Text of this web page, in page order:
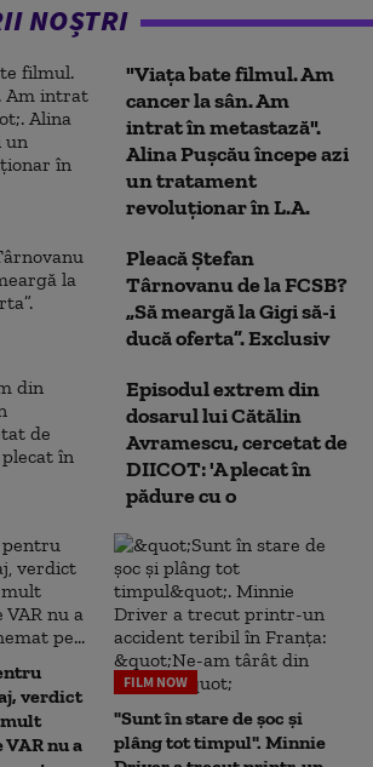
NOȘTRI
"Viața bate filmul. Am
cancer la sân. Am
intrat în metastază".
Alina Pușcău începe azi
un tratament
revoluționar în L.A.
Pleacă Ștefan
Târnovanu de la FCSB?
„Să meargă la Gigi să-i
ducă oferta”. Exclusiv
Episodul extrem din
dosarul lui Cătălin
Avramescu, cercetat de
DIICOT: 'A plecat în
pădure cu o
verdict
mult
VAR nu a
FILM NOW
"Sunt în stare de șoc și
plâng tot timpul". Minnie